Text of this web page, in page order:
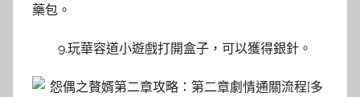
藥包。
9.玩華容道小遊戲打開盒子，可以獲得銀針。